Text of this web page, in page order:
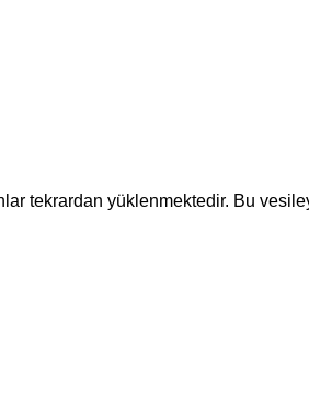
tekrardan yüklenmektedir. Bu